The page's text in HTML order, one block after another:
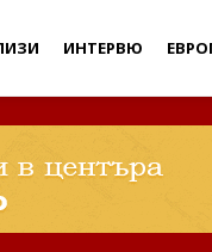
ИНТЕРВЮ